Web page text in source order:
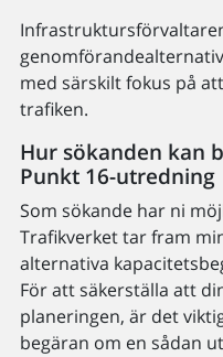
med särskilt fokus på
trafiken.
Hur sökanden kan
Punkt 16-utredning
Som sökande har ni
Trafikverket tar fram
alternativa
För att säkerställa att
planeringen, är det
begäran om en sådan